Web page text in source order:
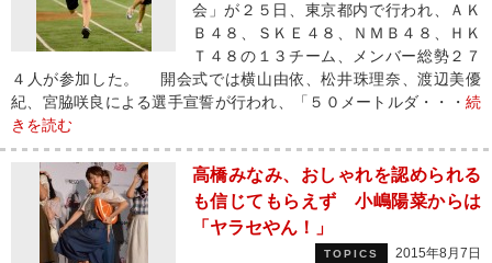
会」が２５日、東京都内で行われ、ＡＫ
Ｂ４８、ＳＫＥ４８、ＮＭＢ４８、ＨＫ
Ｔ４８の１３チーム、メンバー総勢２７
４人が参加した。 開会式では横山由依、松井珠理奈、渡辺美優
紀、宮脇咲良による選手宣誓が行われ、「５０メートルダ・・・ 続
きを読む
高橋みなみ、おしゃれを認められる
も信じてもらえず 小嶋陽菜からは
「ヤラセやん！」
TOPICS 2015年8月7日